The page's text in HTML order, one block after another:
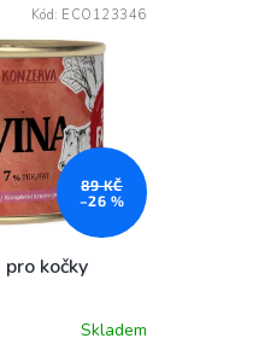
89 KČ
–26 %
kočky
Skladem
Kód: ECO123346